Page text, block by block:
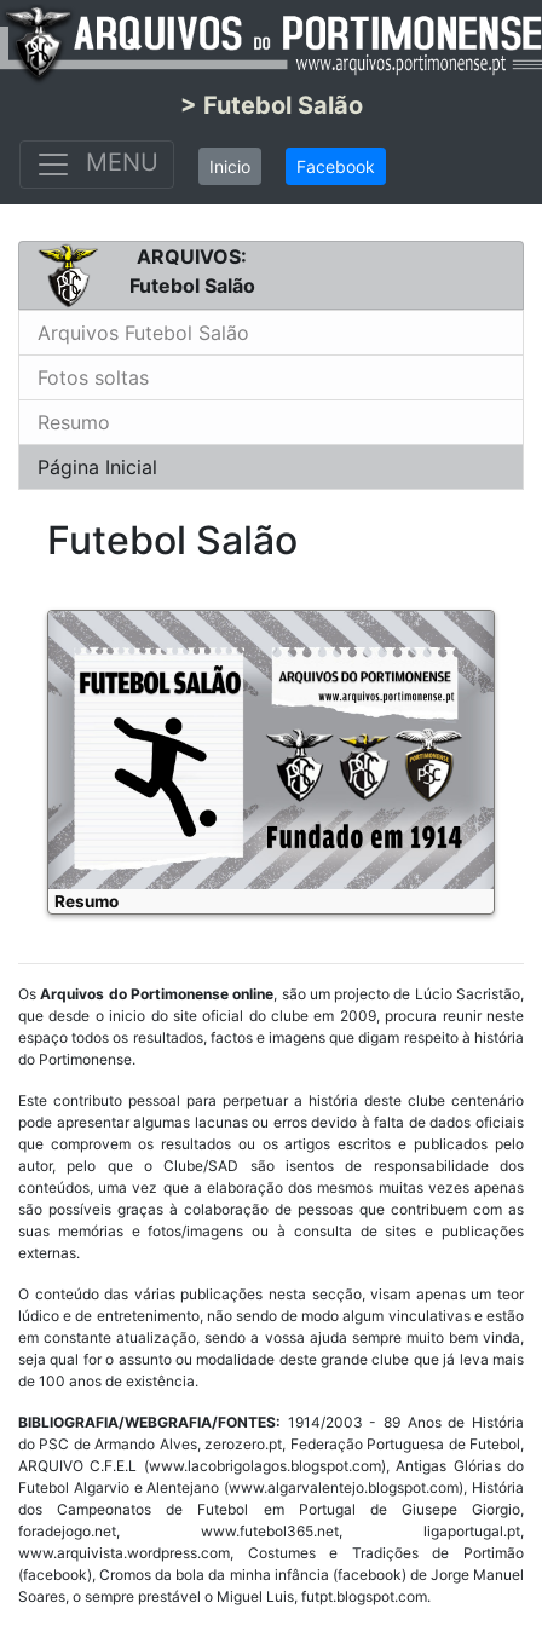
> Futebol Salão
MENU
Inicio Facebook
ARQUIVOS:
Futebol Salão
Arquivos Futebol Salão
Fotos soltas
Resumo
Página Inicial
Futebol Salão
Resumo
OsArquivos do Portimonense online, são um projecto de Lúcio Sacristão,
que desde o inicio do site oficial do clube em 2009, procura reunir neste
espaço todos os resultados, factos e imagens que digam respeito à história
do Portimonense.
Este contributo pessoal para perpetuar a história deste clube centenário
pode apresentar algumas lacunas ou erros devido à falta de dados oficiais
que comprovem os resultados ou os artigos escritos e publicados pelo
autor, pelo que o Clube/SAD são isentos de responsabilidade dos
conteúdos, uma vez que a elaboração dos mesmos muitas vezes apenas
são possíveis graças à colaboração de pessoas que contribuem com as
suas memórias e fotos/imagens ou à consulta de sites e publicações
externas.
O conteúdo das várias publicações nesta secção, visam apenas um teor
lúdico e de entretenimento, não sendo de modo algum vinculativas e estão
em constante atualização, sendo a vossa ajuda sempre muito bem vinda,
seja qual for o assunto ou modalidade deste grande clube que já leva mais
de 100 anos de existência.
BIBLIOGRAFIA/WEBGRAFIA/FONTES: 1914/2003 - 89 Anos de História
do PSC de Armando Alves, zerozero.pt, Federação Portuguesa de Futebol,
ARQUIVO C.F.E.L (www.lacobrigolagos.blogspot.com), Antigas Glórias do
Futebol Algarvio e Alentejano (www.algarvalentejo.blogspot.com), História
dos Campeonatos de Futebol em Portugal de Giusepe Giorgio,
foradejogo.net, www.futebol365.net, ligaportugal.pt,
www.arquivista.wordpress.com, Costumes e Tradições de Portimão
(facebook), Cromos da bola da minha infância (facebook) de Jorge Manuel
Soares, o sempre prestável o Miguel Luis, futpt.blogspot.com.